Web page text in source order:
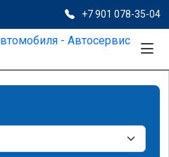
+7 901 078-35-04